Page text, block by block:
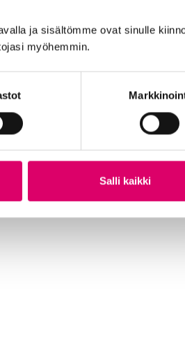
ja sisältömme ovat sinulle
myöhemmin.
Salli kaikki
GOLDEN BOY
7,99€